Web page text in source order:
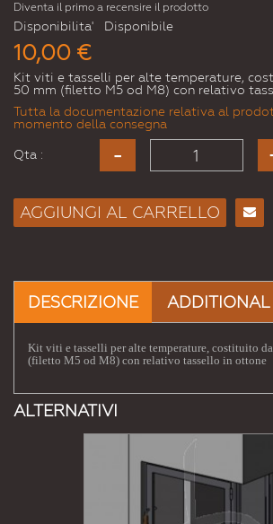
Diventa il primo a recensire il prodotto
Disponibilita' Disponibile
10,00 €
Kit viti e tasselli per alte temperature,
50 mm (filetto M5 od M8) con relativo
Tutta la documentazione relativa al
momento della consegna
Qta :
AGGIUNGI AL CARRELLO
Amico
DESCRIZIONE ADDITIONAL
Kit viti e tasselli per alte temperature, costituito
(filetto M5 od M8) con relativo tassello in ottone
ALTERNATIVI